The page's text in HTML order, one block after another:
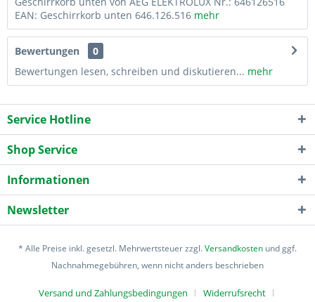
EAN: Geschirrkorb unten 646.126.516 mehr
Bewertungen
0
Bewertungen lesen, schreiben und diskutieren... mehr
Service Hotline
Shop Service
Informationen
Newsletter
* Alle Preise inkl. gesetzl. Mehrwertsteuer zzgl.Versandkosten und ggf.
Nachnahmegebühren, wenn nicht anders beschrieben
Versand und Zahlungsbedingungen Widerrufsrecht